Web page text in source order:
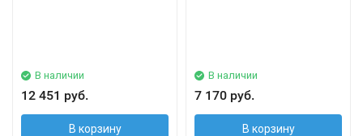
В наличии
12 451 руб.
В корзину
В наличии
7 170 руб.
В корзину